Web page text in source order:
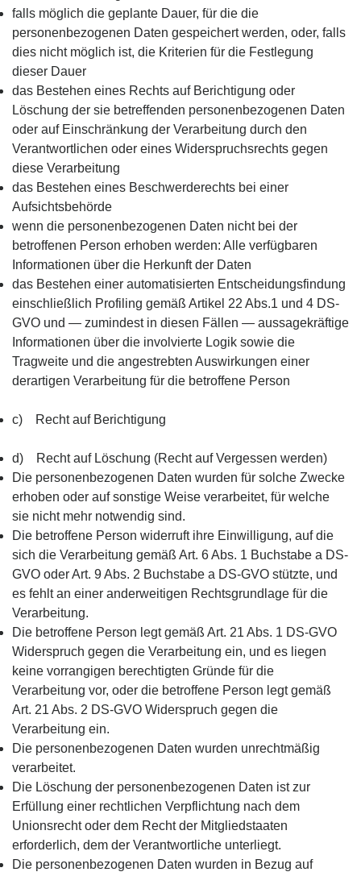
falls möglich die geplante Dauer, für die die
personenbezogenen Daten gespeichert werden, oder, falls
dies nicht möglich ist, die Kriterien für die Festlegung
dieser Dauer
das Bestehen eines Rechts auf Berichtigung oder
Löschung der sie betreffenden personenbezogenen Daten
oder auf Einschränkung der Verarbeitung durch den
Verantwortlichen oder eines Widerspruchsrechts gegen
diese Verarbeitung
das Bestehen eines Beschwerderechts bei einer
Aufsichtsbehörde
wenn die personenbezogenen Daten nicht bei der
betroffenen Person erhoben werden: Alle verfügbaren
Informationen über die Herkunft der Daten
das Bestehen einer automatisierten Entscheidungsfindung
einschließlich Profiling gemäß Artikel 22 Abs.1 und 4 DS-
GVO und — zumindest in diesen Fällen — aussagekräftige
Informationen über die involvierte Logik sowie die
Tragweite und die angestrebten Auswirkungen einer
derartigen Verarbeitung für die betroffene Person
c) Recht auf Berichtigung
d) Recht auf Löschung (Recht auf Vergessen werden)
Die personenbezogenen Daten wurden für solche Zwecke
erhoben oder auf sonstige Weise verarbeitet, für welche
sie nicht mehr notwendig sind.
Die betroffene Person widerruft ihre Einwilligung, auf die
sich die Verarbeitung gemäß Art. 6 Abs. 1 Buchstabe a DS-
GVO oder Art. 9 Abs. 2 Buchstabe a DS-GVO stützte, und
es fehlt an einer anderweitigen Rechtsgrundlage für die
Verarbeitung.
Die betroffene Person legt gemäß Art. 21 Abs. 1 DS-GVO
Widerspruch gegen die Verarbeitung ein, und es liegen
keine vorrangigen berechtigten Gründe für die
Verarbeitung vor, oder die betroffene Person legt gemäß
Art. 21 Abs. 2 DS-GVO Widerspruch gegen die
Verarbeitung ein.
Die personenbezogenen Daten wurden unrechtmäßig
verarbeitet.
Die Löschung der personenbezogenen Daten ist zur
Erfüllung einer rechtlichen Verpflichtung nach dem
Unionsrecht oder dem Recht der Mitgliedstaaten
erforderlich, dem der Verantwortliche unterliegt.
Die personenbezogenen Daten wurden in Bezug auf